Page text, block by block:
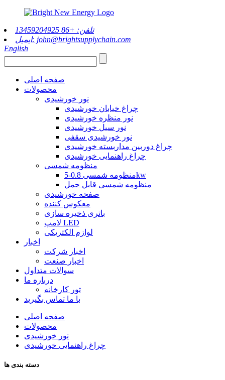
تلفن: +86 13459204925
ایمیل: john@brightsupplychain.com
English
صفحه اصلی
محصولات
نور خورشیدی
چراغ خیابان خورشیدی
نور منظره خورشیدی
نور سیل خورشیدی
نور خورشیدی سقفی
چراغ دوربین مداربسته خورشیدی
چراغ راهنمایی خورشیدی
منظومه شمسی
منظومه شمسی 0.8-5kw
منظومه شمسی قابل حمل
صفحه خورشیدی
معکوس کننده
باتری ذخیره سازی
لامپ LED
لوازم الکتریکی
اخبار
اخبار شرکت
اخبار صنعت
سوالات متداول
درباره ما
تور کارخانه
با ما تماس بگیرید
صفحه اصلی
محصولات
نور خورشیدی
چراغ راهنمایی خورشیدی
دسته بندی ها